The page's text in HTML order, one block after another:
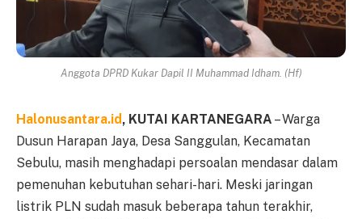
Anggota DPRD Kukar Dapil II Muhammad Idham. (Hf)
Halonusantara.id, KUTAI KARTANEGARA – Warga
Dusun Harapan Jaya, Desa Sanggulan, Kecamatan
Sebulu, masih menghadapi persoalan mendasar dalam
pemenuhan kebutuhan sehari-hari. Meski jaringan
listrik PLN sudah masuk beberapa tahun terakhir,